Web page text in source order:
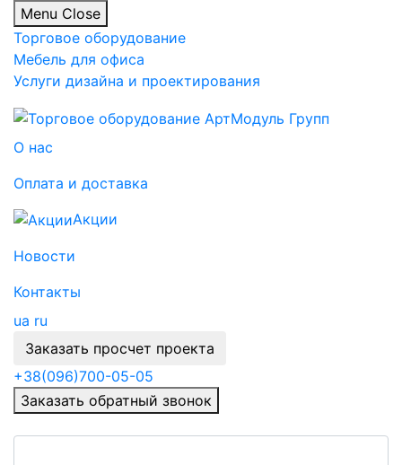
Menu Close
Торговое оборудование
Мебель для офиса
Услуги дизайна и проектирования
О нас
Оплата и доставка
Акции
Новости
Контакты
ua ru
Заказать просчет проекта
+38(096)700-05-05
Заказать обратный звонок